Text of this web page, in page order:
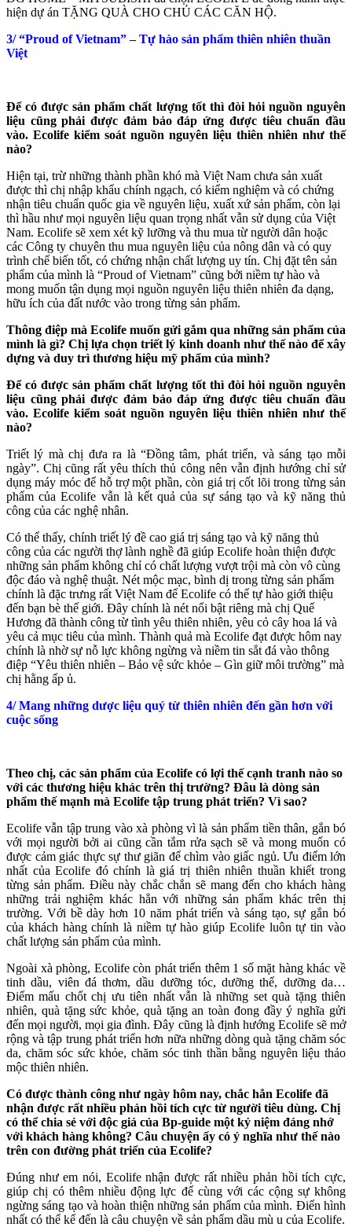
hiện dự án TẶNG QUÀ CHO CHỦ CÁC CĂN HỘ.
3/ “Proud of Vietnam” – Tự hào sản phẩm thiên nhiên thuần
Việt
Để có được sản phẩm chất lượng tốt thì đòi hỏi nguồn nguyên
liệu cũng phải được đảm bảo đáp ứng được tiêu chuẩn đầu
vào. Ecolife kiểm soát nguồn nguyên liệu thiên nhiên như thế
nào?
Hiện tại, trừ những thành phần khó mà Việt Nam chưa sản xuất
được thì chị nhập khẩu chính ngạch, có kiểm nghiệm và có chứng
nhận tiêu chuẩn quốc gia về nguyên liệu, xuất xứ sản phẩm, còn lại
thì hầu như mọi nguyên liệu quan trọng nhất vẫn sử dụng của Việt
Nam. Ecolife sẽ xem xét kỹ lưỡng và thu mua từ người dân hoặc
các Công ty chuyên thu mua nguyên liệu của nông dân và có quy
trình chế biến tốt, có chứng nhận chất lượng uy tín. Chị đặt tên sản
phẩm của mình là “Proud of Vietnam” cũng bởi niềm tự hào và
mong muốn tận dụng mọi nguồn nguyên liệu thiên nhiên đa dạng,
hữu ích của đất nước vào trong từng sản phẩm.
Thông điệp mà Ecolife muốn gửi gắm qua những sản phẩm của
mình là gì? Chị lựa chọn triết lý kinh doanh như thế nào để xây
dựng và duy trì thương hiệu mỹ phẩm của mình?
Để có được sản phẩm chất lượng tốt thì đòi hỏi nguồn nguyên
liệu cũng phải được đảm bảo đáp ứng được tiêu chuẩn đầu
vào. Ecolife kiểm soát nguồn nguyên liệu thiên nhiên như thế
nào?
Triết lý mà chị đưa ra là “Đồng tâm, phát triển, và sáng tạo mỗi
ngày”. Chị cũng rất yêu thích thủ công nên vẫn định hướng chỉ sử
dụng máy móc để hỗ trợ một phần, còn giá trị cốt lõi trong từng sản
phẩm của Ecolife vẫn là kết quả của sự sáng tạo và kỹ năng thủ
công của các nghệ nhân.
Có thể thấy, chính triết lý đề cao giá trị sáng tạo và kỹ năng thủ
công của các người thợ lành nghề đã giúp Ecolife hoàn thiện được
những sản phẩm không chỉ có chất lượng vượt trội mà còn vô cùng
độc đáo và nghệ thuật. Nét mộc mạc, bình dị trong từng sản phẩm
chính là đặc trưng rất Việt Nam để Ecolife có thể tự hào giới thiệu
đến bạn bè thế giới. Đây chính là nét nổi bật riêng mà chị Quế
Hương đã thành công từ tình yêu thiên nhiên, yêu cỏ cây hoa lá và
yêu cả mục tiêu của mình. Thành quả mà Ecolife đạt được hôm nay
chính là nhờ sự nỗ lực không ngừng và niềm tin sắt đá vào thông
điệp “Yêu thiên nhiên – Bảo vệ sức khỏe – Gìn giữ môi trường” mà
chị hằng ấp ủ.
4/ Mang những dược liệu quý từ thiên nhiên đến gần hơn với
cuộc sống
Theo chị, các sản phẩm của Ecolife có lợi thế cạnh tranh nào so
với các thương hiệu khác trên thị trường? Đâu là dòng sản
phẩm thế mạnh mà Ecolife tập trung phát triển? Vì sao?
Ecolife vẫn tập trung vào xà phòng vì là sản phẩm tiền thân, gắn bó
với mọi người bởi ai cũng cần tắm rửa sạch sẽ và mong muốn có
được cảm giác thực sự thư giãn để chìm vào giấc ngủ. Ưu điểm lớn
nhất của Ecolife đó chính là giá trị thiên nhiên thuần khiết trong
từng sản phẩm. Điều này chắc chắn sẽ mang đến cho khách hàng
những trải nghiệm khác hẳn với những sản phẩm khác trên thị
trường. Với bề dày hơn 10 năm phát triển và sáng tạo, sự gắn bó
của khách hàng chính là niềm tự hào giúp Ecolife luôn tự tin vào
chất lượng sản phẩm của mình.
Ngoài xà phòng, Ecolife còn phát triển thêm 1 số mặt hàng khác về
tinh dầu, viên đá thơm, dầu dưỡng tóc, dưỡng thể, dưỡng da…
Điểm mấu chốt chị ưu tiên nhất vẫn là những set quà tặng thiên
nhiên, quà tặng sức khỏe, quà tặng an toàn đong đầy ý nghĩa gửi
đến mọi người, mọi gia đình. Đây cũng là định hướng Ecolife sẽ mở
rộng và tập trung phát triển hơn nữa những dòng quà tặng chăm sóc
da, chăm sóc sức khỏe, chăm sóc tinh thần bằng nguyên liệu thảo
mộc thiên nhiên.
Có được thành công như ngày hôm nay, chắc hẳn Ecolife đã
nhận được rất nhiều phản hồi tích cực từ người tiêu dùng. Chị
có thể chia sẻ với độc giả của Bp-guide một kỷ niệm đáng nhớ
với khách hàng không? Câu chuyện ấy có ý nghĩa như thế nào
trên con đường phát triển của Ecolife?
Đúng như em nói, Ecolife nhận được rất nhiều phản hồi tích cực,
giúp chị có thêm nhiều động lực để cùng với các cộng sự không
ngừng sáng tạo và hoàn thiện những sản phẩm của mình. Điển hình
nhất có thể kể đến là câu chuyện về sản phẩm dầu mù u của Ecolife.